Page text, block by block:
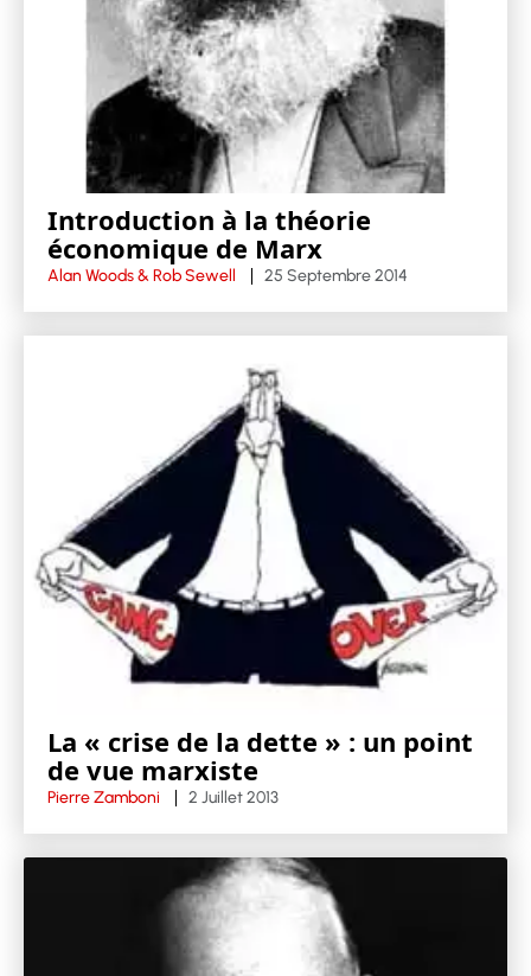
Introduction à la théorie
économique de Marx
Alan Woods & Rob Sewell 25 Septembre 2014
La « crise de la dette » : un point
de vue marxiste
Pierre Zamboni 2 Juillet 2013